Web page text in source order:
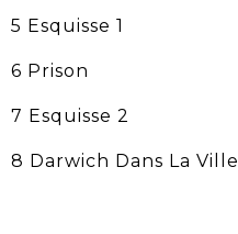
5 Esquisse 1
6 Prison
7 Esquisse 2
8 Darwich Dans La Ville